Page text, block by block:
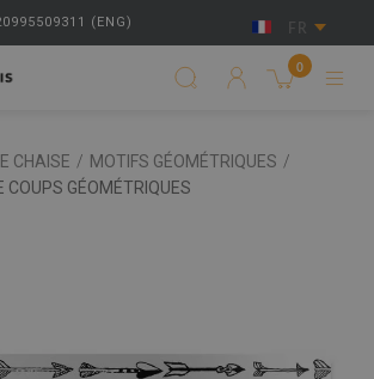
(ENG) FR
0
CHAISE / MOTIFS GÉOMÉTRIQUES /
COUPS GÉOMÉTRIQUES